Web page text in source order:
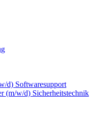
d) Softwaresupport
(m/w/d) Sicherheitstechnik